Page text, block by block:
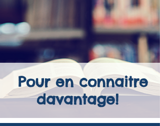
Pour en connaitre
davantage!